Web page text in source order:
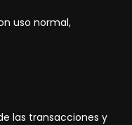
uso normal,
las transacciones y